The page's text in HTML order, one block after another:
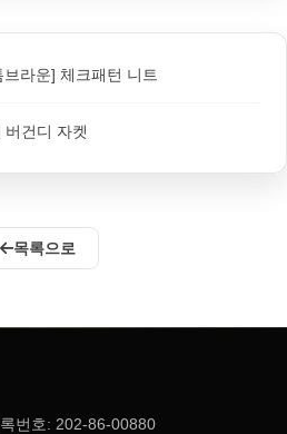
라운] 체크패턴 니트
버건디 자켓
목록으로
번호: 202-86-00880